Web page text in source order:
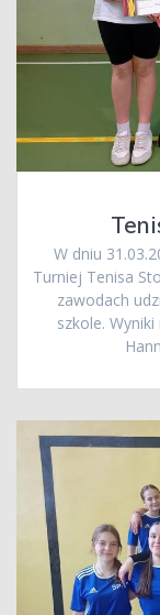
W dniu
Turniej Tenisa
zawodach
szkole.